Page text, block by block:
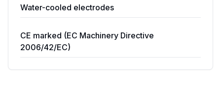
Water-cooled electrodes
CE marked (EC Machinery Directive
2006/42/EC)